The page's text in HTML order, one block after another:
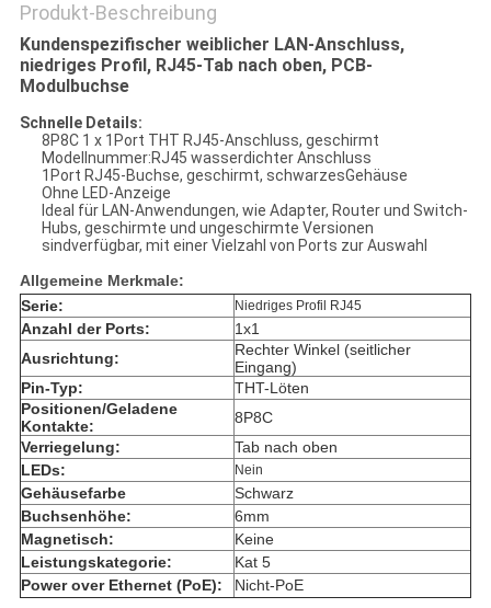
Produkt-Beschreibung
Kundenspezifischer weiblicher LAN-Anschluss,
niedriges Profil, RJ45-Tab nach oben, PCB-
Modulbuchse
Schnelle Details:
8P8C 1 x 1Port THT RJ45-Anschluss, geschirmt
Modellnummer:RJ45 wasserdichter Anschluss
1Port RJ45-Buchse, geschirmt, schwarzesGehäuse
Ohne LED-Anzeige
Ideal für LAN-Anwendungen, wie Adapter, Router und Switch-
Hubs, geschirmte und ungeschirmte Versionen
sindverfügbar, mit einer Vielzahl von Ports zur Auswahl
Allgemeine Merkmale:
Serie:
Niedriges Profil RJ45
Anzahl der Ports:
1x1
Ausrichtung:
Rechter Winkel (seitlicher
Eingang)
Pin-Typ:
THT-Löten
Positionen/Geladene
Kontakte:
8P8C
Verriegelung:
Tab nach oben
LEDs:
Nein
Gehäusefarbe
Schwarz
Buchsenhöhe:
6mm
Magnetisch:
Keine
Leistungskategorie:
Kat 5
Power over Ethernet (PoE):
Nicht-PoE